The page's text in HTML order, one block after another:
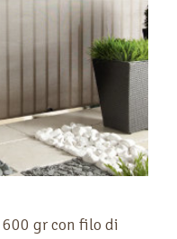
gr con filo di